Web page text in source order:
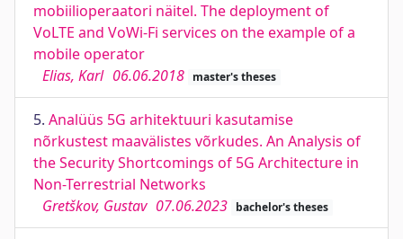
mobiilioperaatori näitel. The deployment of
VoLTE and VoWi-Fi services on the example of a
mobile operator
Elias, Karl 06.06.2018 master's theses
5. Analüüs 5G arhitektuuri kasutamise
nõrkustest maavälistes võrkudes. An Analysis of
the Security Shortcomings of 5G Architecture in
Non-Terrestrial Networks
Gretškov, Gustav 07.06.2023 bachelor's theses